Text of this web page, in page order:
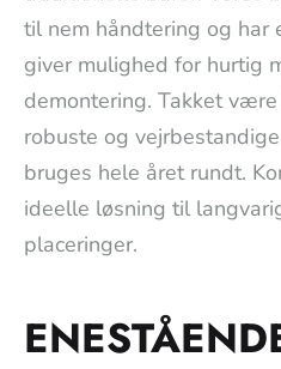
til nem håndtering og
giver mulighed for hurtig
demontering. Takket
robuste og
bruges hele året rundt.
ideelle løsning til
placeringer.